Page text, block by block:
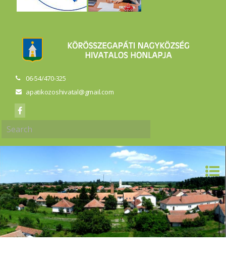
06-54/470-325
apatikozoshivatal@gmail.com